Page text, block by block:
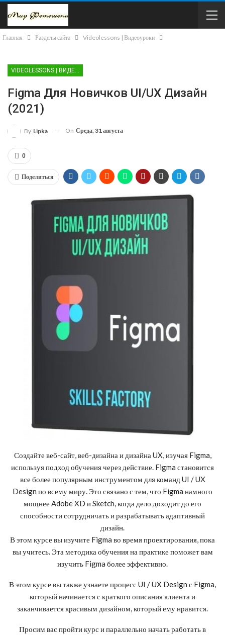
Главная Разделы сайта Videolessons | Видеоуроки
Figma Для Новичков UI/UX Дизайн
(2021)
By Lipka On Среда, 31 августа
0
Поделиться
Создайте веб-сайт, веб-дизайна и дизайна UX, изучая Figma,
используя подход обучения через действие. Figma становится
все более популярным инструментом для команд UI / UX
Design по всему миру. Это связано с тем, что Figma намного
мощнее Adobe XD и Sketch, когда дело доходит до его
способности сотрудничать и разрабатывать адаптивный
дизайн.
В этом курсе вы изучите Figma во время проектирования, пока
вы учитесь. Эта методика обучения на практике поможет вам
изучить Figma более эффективно.
В этом курсе вы также узнаете процесс UI / UX Design с Figma,
который начинается с краткого описания клиента и
заканчивается красивым дизайном, который ему нравится.
Просим вас пройти курс и параллельно начать работать в